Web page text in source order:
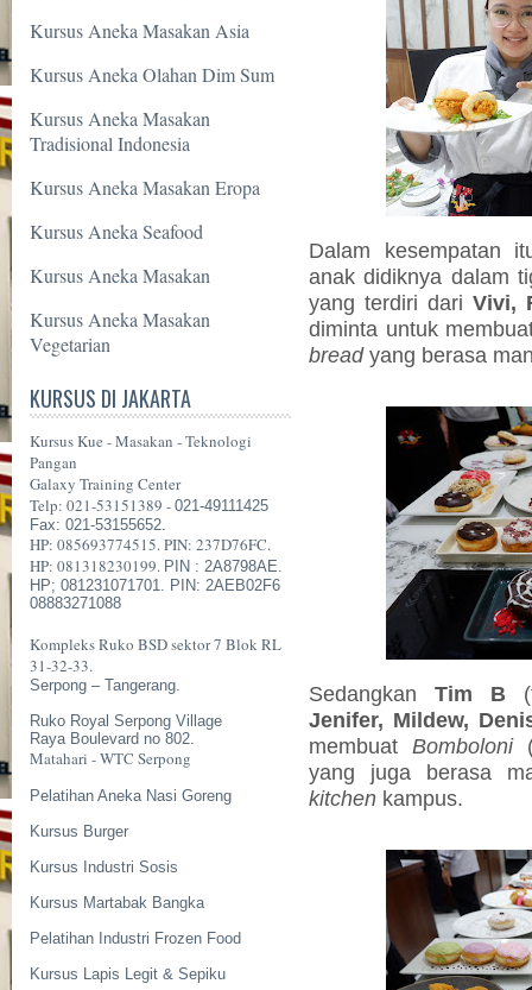
Kursus Aneka Masakan Asia
Kursus Aneka Olahan Dim Sum
Kursus Aneka Masakan
Tradisional Indonesia
Kursus Aneka Masakan Eropa
Kursus Aneka Seafood
Kursus Aneka Masakan
Kursus Aneka Masakan
Vegetarian
KURSUS DI JAKARTA
Kursus Kue - Masakan - Teknologi
Pangan
Galaxy Training Center
Telp: 021-53151389 - 021-49111425
Fax: 021-53155652.
HP: 085693774515. PIN: 237D76FC.
HP: 081318230199. PIN : 2A8798AE.
HP; 081231071701. PIN: 2AEB02F6
08883271088
Kompleks Ruko BSD sektor 7 Blok RL
31-32-33.
Serpong – Tangerang.
Ruko Royal Serpong Village
Raya Boulevard no 802.
Matahari - WTC Serpong
Pelatihan Aneka Nasi Goreng
Kursus Burger
Kursus Industri Sosis
Kursus Martabak Bangka
Pelatihan Industri Frozen Food
Kursus Lapis Legit & Sepiku
Dalam kesempatan
anak didiknya dalam
yang terdiri dari Vivi,
diminta untuk
breadyang berasa
Sedangkan Tim B
Jenifer, Mildew,
membuat Bomboloni
yang juga berasa
kitchen kampus.